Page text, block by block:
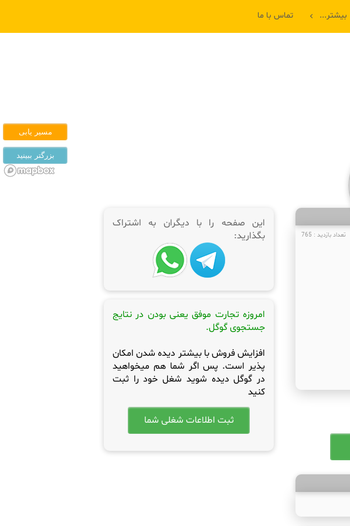
بیشتر... تماس با ما
تعداد بازدید : 765
این صفحه را با دیگران به اشتراک
بگذارید:
امروزه تجارت موفق یعنی بودن در نتایج
جستجوی گوگل.
افزایش فروش با بیشتر دیده شدن امکان
پذیر است. پس اگر شما هم میخواهید
در گوگل دیده شوید شغل خود را ثبت
کنید